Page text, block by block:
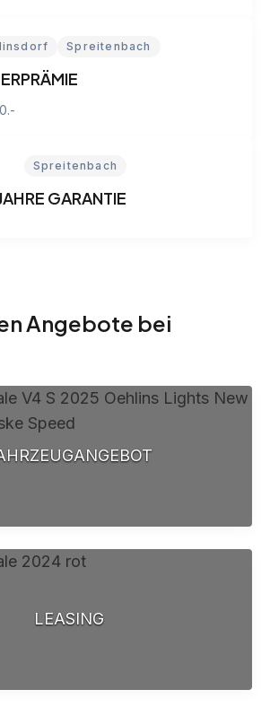
Spreitenbach
Spreitenbach
GARANTIE
Angebote bei
LEASING